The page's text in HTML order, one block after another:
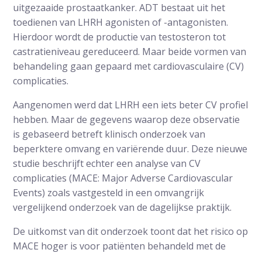
uitgezaaide prostaatkanker. ADT bestaat uit het
toedienen van LHRH agonisten of -antagonisten.
Hierdoor wordt de productie van testosteron tot
castratieniveau gereduceerd. Maar beide vormen van
behandeling gaan gepaard met cardiovasculaire (CV)
complicaties.
Aangenomen werd dat LHRH een iets beter CV profiel
hebben. Maar de gegevens waarop deze observatie
is gebaseerd betreft klinisch onderzoek van
beperktere omvang en variërende duur. Deze nieuwe
studie beschrijft echter een analyse van CV
complicaties (MACE: Major Adverse Cardiovascular
Events) zoals vastgesteld in een omvangrijk
vergelijkend onderzoek van de dagelijkse praktijk.
De uitkomst van dit onderzoek toont dat het risico op
MACE hoger is voor patiënten behandeld met de